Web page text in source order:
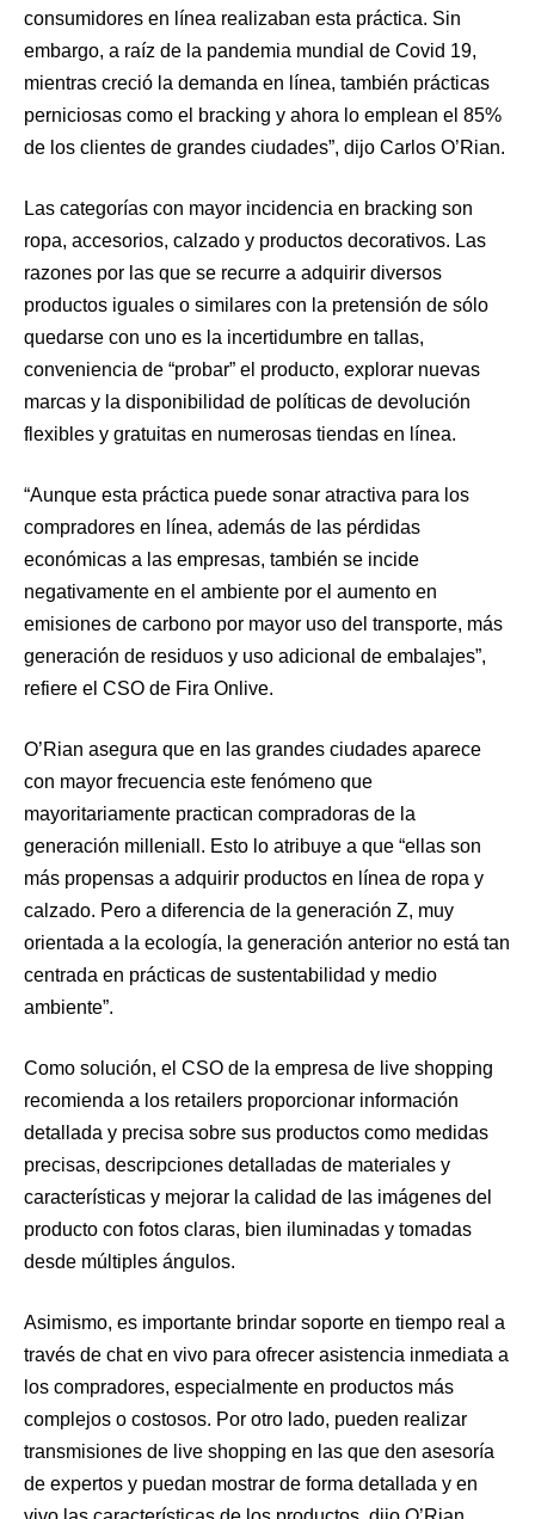
consumidores en línea realizaban esta práctica. Sin
embargo, a raíz de la pandemia mundial de Covid 19,
mientras creció la demanda en línea, también prácticas
perniciosas como el bracking y ahora lo emplean el 85%
de los clientes de grandes ciudades”, dijo Carlos O’Rian.
Las categorías con mayor incidencia en bracking son
ropa, accesorios, calzado y productos decorativos. Las
razones por las que se recurre a adquirir diversos
productos iguales o similares con la pretensión de sólo
quedarse con uno es la incertidumbre en tallas,
conveniencia de “probar” el producto, explorar nuevas
marcas y la disponibilidad de políticas de devolución
flexibles y gratuitas en numerosas tiendas en línea.
“Aunque esta práctica puede sonar atractiva para los
compradores en línea, además de las pérdidas
económicas a las empresas, también se incide
negativamente en el ambiente por el aumento en
emisiones de carbono por mayor uso del transporte, más
generación de residuos y uso adicional de embalajes”,
refiere el CSO de Fira Onlive.
O’Rian asegura que en las grandes ciudades aparece
con mayor frecuencia este fenómeno que
mayoritariamente practican compradoras de la
generación milleniall. Esto lo atribuye a que “ellas son
más propensas a adquirir productos en línea de ropa y
calzado. Pero a diferencia de la generación Z, muy
orientada a la ecología, la generación anterior no está tan
centrada en prácticas de sustentabilidad y medio
ambiente”.
Como solución, el CSO de la empresa de live shopping
recomienda a los retailers proporcionar información
detallada y precisa sobre sus productos como medidas
precisas, descripciones detalladas de materiales y
características y mejorar la calidad de las imágenes del
producto con fotos claras, bien iluminadas y tomadas
desde múltiples ángulos.
Asimismo, es importante brindar soporte en tiempo real a
través de chat en vivo para ofrecer asistencia inmediata a
los compradores, especialmente en productos más
complejos o costosos. Por otro lado, pueden realizar
transmisiones de live shopping en las que den asesoría
de expertos y puedan mostrar de forma detallada y en